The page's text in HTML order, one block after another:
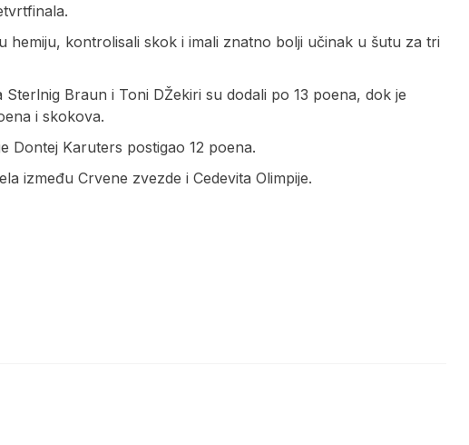
kontrolisali skok i imali znatno bolji učinak u šutu za tri
Braun i Toni DŽekiri su dodali po 13 poena, dok je
i skokova.
Dontej Karuters postigao 12 poena.
između Crvene zvezde i Cedevita Olimpije.